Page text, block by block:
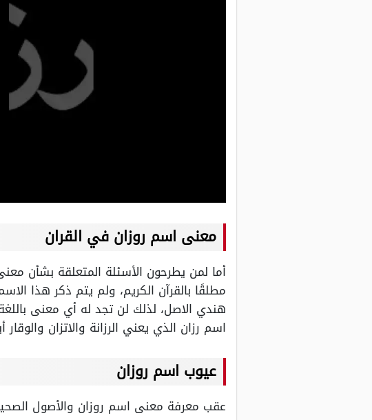
معنى اسم روزان في القران
أما لمن يطرحون الأسئلة المتعلقة بشأن
مطلقًا بالقرآن الكريم، ولم يتم ذكر هذا
هندي الاصل، لذلك لن تجد له أي معنى
اسم رزان الذي يعني الرزانة والاتزان
عيوب اسم روزان
عقب معرفة معنى اسم روزان والأصول